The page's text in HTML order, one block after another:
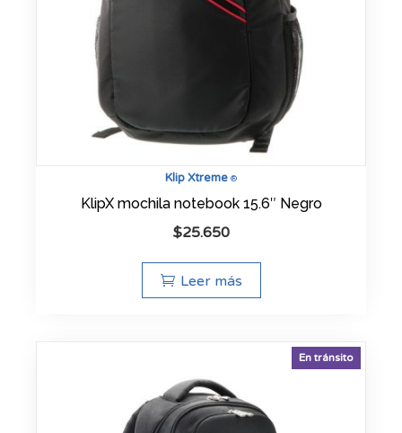
Klip Xtreme ®
KlipX mochila notebook 15.6″ Negro
$25.650
Leer más
En tránsito